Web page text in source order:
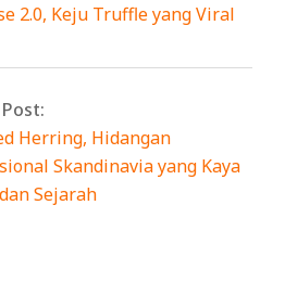
2.0, Keju Truffle yang Viral
Herring, Hidangan
Skandinavia yang Kaya
Sejarah